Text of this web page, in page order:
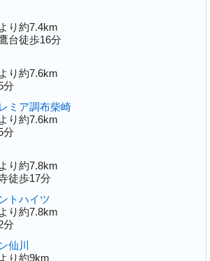
り約7.4km
台徒歩16分
り約7.6km
分
ミア調布柴崎
り約7.6km
分
り約7.8km
徒歩17分
トハイツ
り約7.8km
分
仙川
り約9km